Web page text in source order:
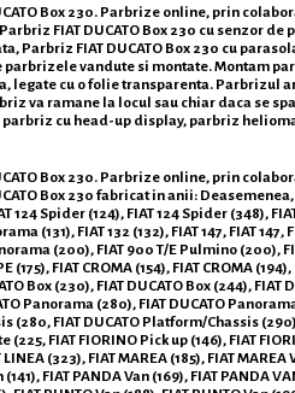
Box 230. Parbrize online, prin
FIAT DUCATO Box 230 cu senzor
Parbriz FIAT DUCATO Box 230 cu
parbrizele vandute si montate. Montam
legate cu o folie transparenta. Parbrizul
va ramane la locul sau chiar daca se
cu head-up display, parbriz
Box 230. Parbrize online, prin
Box 230 fabricat in anii:
124 Spider (124), FIAT 124 Spider (348),
(131), FIAT 132 (132), FIAT 147, FIAT 147,
(200), FIAT 900 T/E Pulmino (200),
(175), FIAT CROMA (154), FIAT CROMA
Box (230), FIAT DUCATO Box (244),
Panorama (280), FIAT DUCATO
(280, FIAT DUCATO Platform/Chassis (290),
(225, FIAT FIORINO Pick up (146), FIAT
(323), FIAT MAREA (185), FIAT
(141), FIAT PANDA Van (169), FIAT PANDA